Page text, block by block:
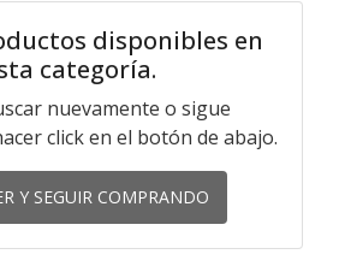
disponibles en
categoría.
nuevamente o sigue
click en el botón de abajo.
Y SEGUIR COMPRANDO